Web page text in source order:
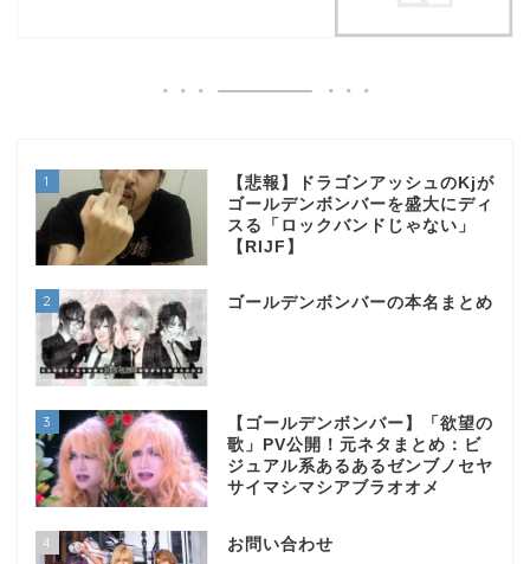
1
【悲報】ドラゴンアッシュのKjが
ゴールデンボンバーを盛大にディ
スる「ロックバンドじゃない」
【RIJF】
2 ゴールデンボンバーの本名まとめ
3
【ゴールデンボンバー】「欲望の
歌」PV公開！元ネタまとめ：ビ
ジュアル系あるあるゼンブノセヤ
サイマシマシアブラオオメ
4 お問い合わせ